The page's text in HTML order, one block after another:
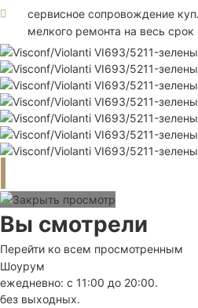
сервисное сопровождение
мелкого ремонта на весь
Вы смотрели
Перейти ко всем просмотренным
Шоурум
ежедневно: с 11:00 до 20:00.
без выходных.